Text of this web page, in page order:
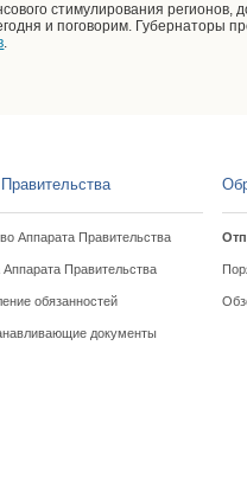
стимулирования регионов,
и поговорим. Губернаторы
.
Аппарата Правительства
Аппарата Правительства
обязанностей
документы